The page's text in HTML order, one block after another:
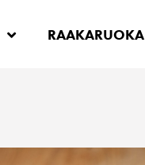
RAAKARUOKA